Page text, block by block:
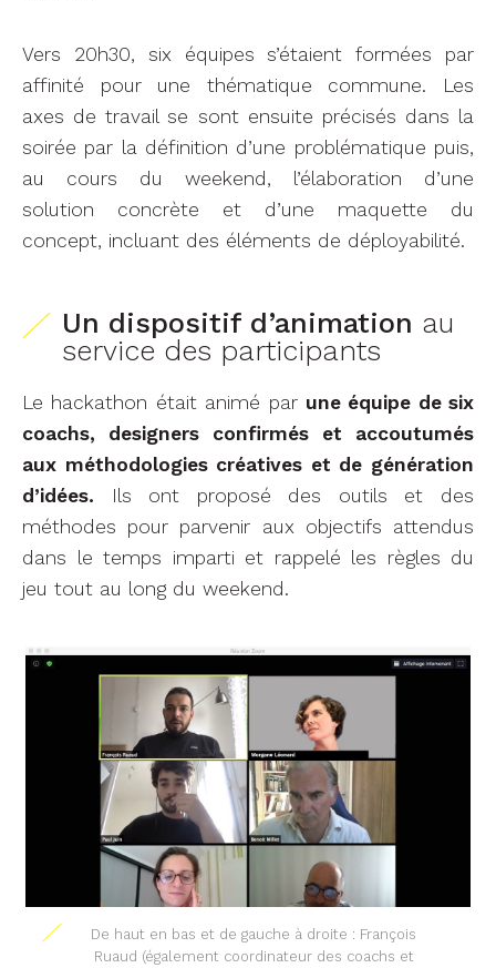
Vers 20h30, six équipes s’étaient formées par
affinité pour une thématique commune. Les
axes de travail se sont ensuite précisés dans la
soirée par la définition d’une problématique puis,
au cours du weekend, l’élaboration d’une
solution concrète et d’une maquette du
concept, incluant des éléments de déployabilité.
Un dispositif d’animation au
service des participants
Le hackathon était animé par une équipe de six
coachs, designers confirmés et accoutumés
aux méthodologies créatives et de génération
d’idées. Ils ont proposé des outils et des
méthodes pour parvenir aux objectifs attendus
dans le temps imparti et rappelé les règles du
jeu tout au long du weekend.
De haut en bas et de gauche à droite : François
Ruaud (également coordinateur des coachs et